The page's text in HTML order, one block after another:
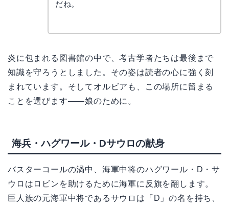
だね。
炎に包まれる図書館の中で、考古学者たちは最後まで
知識を守ろうとしました。その姿は読者の心に強く刻
まれています。そしてオルビアも、この場所に留まる
ことを選びます——娘のために。
海兵・ハグワール・Dサウロの献身
バスターコールの渦中、海軍中将のハグワール・D・サ
ウロはロビンを助けるために海軍に反旗を翻します。
巨人族の元海軍中将であるサウロは「D」の名を持ち、